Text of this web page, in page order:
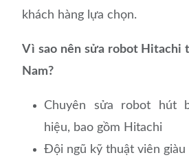
khách hàng lựa chọn.
Vì sao nên sửa robot Hitachi
Nam?
Chuyên sửa robot hút
hiệu, bao gồm Hitachi
Đội ngũ kỹ thuật viên giàu